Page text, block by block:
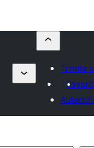
Trimite